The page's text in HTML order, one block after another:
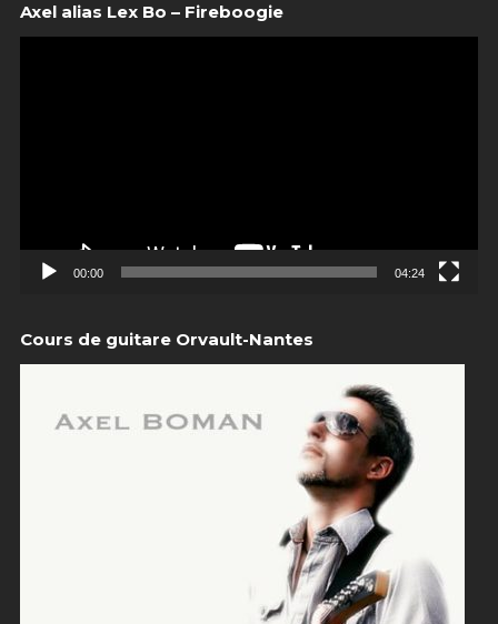
Axel alias Lex Bo – Fireboogie
00:00 04:24
Cours de guitare Orvault-Nantes